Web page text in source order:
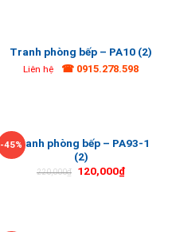
Tranh phòng bếp – PA10 (2)
Liên hệ ☎ 0915.278.598
-45%Tranh phòng bếp – PA93-1
(2)
220,000₫ 120,000₫